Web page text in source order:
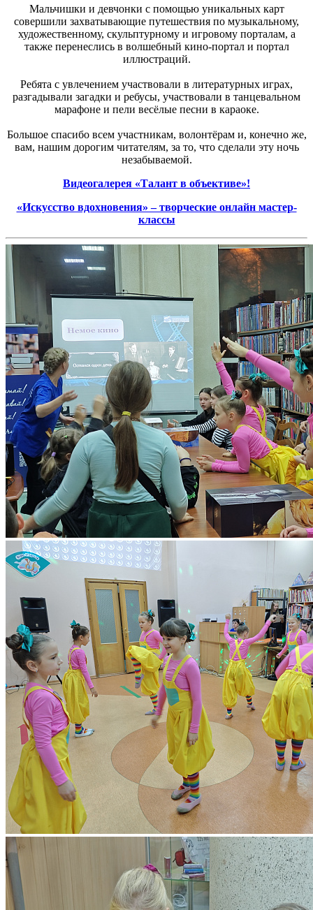
Мальчишки и девчонки с помощью уникальных карт
совершили захватывающие путешествия по музыкальному,
художественному, скульптурному и игровому порталам, а
также перенеслись в волшебный кино-портал и портал
иллюстраций.
Ребята с увлечением участвовали в литературных играх,
разгадывали загадки и ребусы, участвовали в танцевальном
марафоне и пели весёлые песни в караоке.
Большое спасибо всем участникам, волонтёрам и, конечно же,
вам, нашим дорогим читателям, за то, что сделали эту ночь
незабываемой.
Видеогалерея «Талант в объективе»!
«Искусство вдохновения» – творческие онлайн мастер-
классы